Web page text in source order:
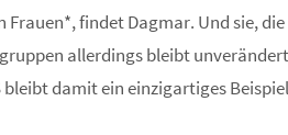
findet Dagmar. Und sie,
allerdings bleibt
damit ein einzigartiges